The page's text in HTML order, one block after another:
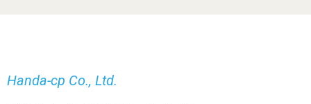
Handa-cp Co., Ltd.